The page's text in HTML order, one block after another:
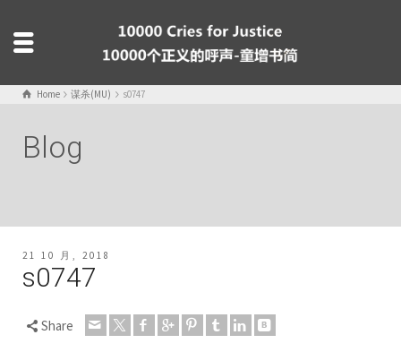
Home 谋杀(MU) s0747
Blog
21 10 月, 2018
s0747
Share